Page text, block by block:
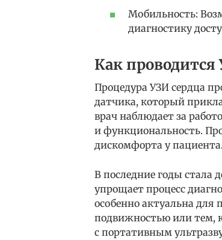
Мобильность:
диагностику
Как проводится
Процедура УЗИ сердца
датчика, который
врач наблюдает за
и функциональность.
дискомфорта у пациента.
В последние годы стала
упрощает процесс
особенно актуальна
подвижностью или тем,
с портативным